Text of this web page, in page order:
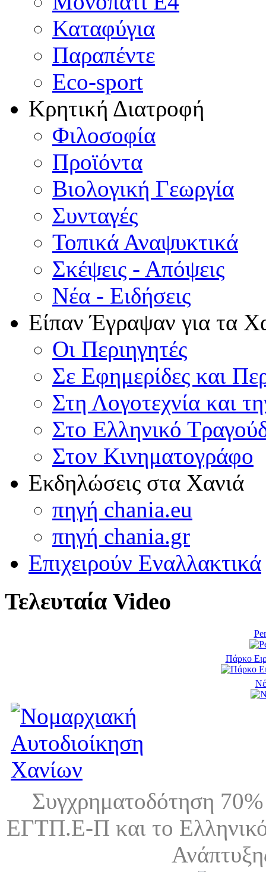
Καταφύγια
Παραπέντε
Eco-sport
Κρητική Διατροφή
Φιλοσοφία
Προϊόντα
Βιολογική Γεωργία
Συνταγές
Τοπικά Αναψυκτικά
Σκέψεις - Απόψεις
Νέα - Ειδήσεις
Είπαν Έγραψαν για τα
Οι Περιηγητές
Σε Εφημερίδες και
Στη Λογοτεχνία και
Στο Ελληνικό
Στον Κινηματογράφο
Εκδηλώσεις στα Χανιά
πηγή chania.eu
πηγή chania.gr
Επιχειρούν Εναλλακτικά
Τελευταία Video
Πάρκο
Συγχρηματοδότηση
ΕΓΤΠ.Ε-Π και το